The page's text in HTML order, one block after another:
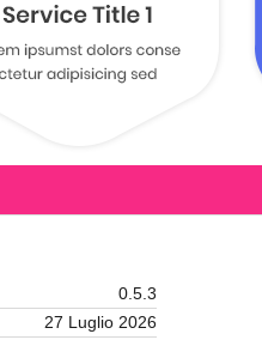
0.5.3
27 Luglio 2026